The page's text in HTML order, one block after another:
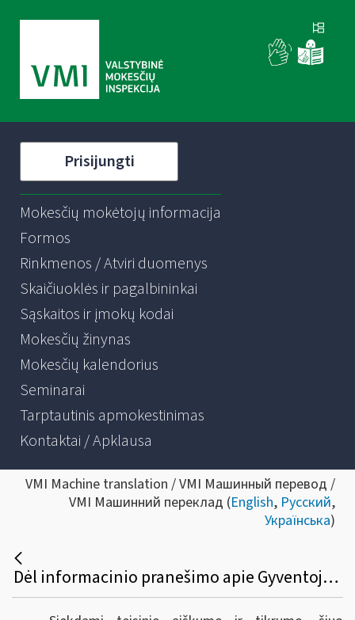
Prisijungti
Mokesčių mokėtojų informacija
Formos
Rinkmenos / Atviri duomenys
Skaičiuoklės ir pagalbininkai
Sąskaitos ir įmokų kodai
Mokesčių žinynas
Mokesčių kalendorius
Seminarai
Tarptautinis apmokestinimas
Kontaktai / Apklausa
VMI Machine translation / VMI Машинный перевод /
VMI Машинний переклад (English, Русский,
Українська)
Dėl informacinio pranešimo apie Gyventojų pajamų mokesčio įstatymo pakeitimus nuo 2026 m. patikslinimo